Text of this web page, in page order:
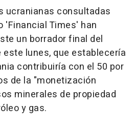
ucranianas consultadas
'Financial Times' han
un borrador final del
lunes, que establecería
contribuiría con el 50 por
de la "monetización
minerales de propiedad
y gas.